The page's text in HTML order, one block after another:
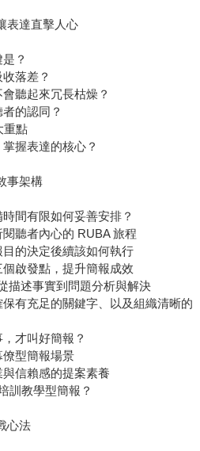
表達直擊人心
？
落差？
聽起來冗長枯燥？
的認同？
重點
握表達的核心？
事架構
間有限如何妥善安排？
聽者內心的 RUBA 旅程
的決定後續該如何執行
啟發點，提升簡報成效
描述事實到問題分析與解決
有充足的關鍵字、以及組織清晰的
才叫好簡報？
型簡報場景
信賴感的提案素養
訓教學型簡報？
心法